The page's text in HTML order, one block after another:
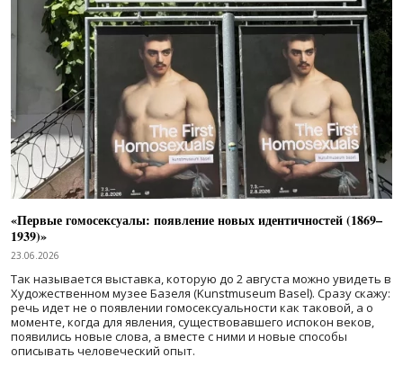
«Первые гомосексуалы: появление новых идентичностей (1869–
1939)»
23.06.2026
Так называется выставка, которую до 2 августа можно увидеть в
Художественном музее Базеля (Kunstmuseum Basel). Сразу скажу:
речь идет не о появлении гомосексуальности как таковой, а о
моменте, когда для явления, существовавшего испокон веков,
появились новые слова, а вместе с ними и новые способы
описывать человеческий опыт.